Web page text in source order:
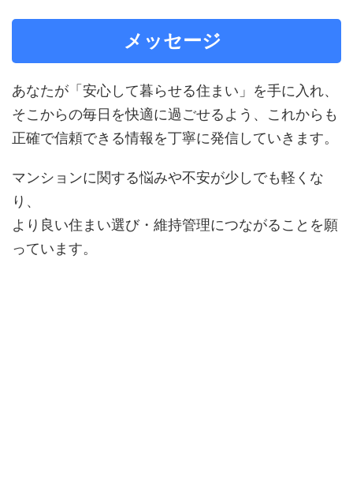
メッセージ
あなたが「安心して暮らせる住まい」を手に入れ、
そこからの毎日を快適に過ごせるよう、これからも
正確で信頼できる情報を丁寧に発信していきます。
マンションに関する悩みや不安が少しでも軽くな
り、
より良い住まい選び・維持管理につながることを願
っています。